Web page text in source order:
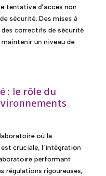
tentative d’accès non
sécurité. Des mises à
correctifs de sécurité
un niveau de
: le rôle du
où la
cruciale, l’intégration
performant
régulations rigoureuses,